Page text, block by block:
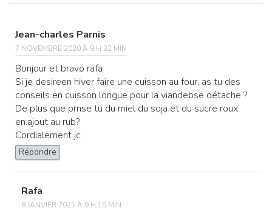
Jean-charles Parnis
7 NOVEMBRE 2020 À 9 H 32 MIN
Bonjour et bravo rafa
Si je desireen hiver faire une cuisson au four, as tu des
conseils en cuisson longue pour la viandebse détache ?
De plus que prnse tu du miel du soja et du sucre roux
en.ajout au rub?
Cordialement jc
Répondre
Rafa
8 JANVIER 2021 À 9 H 15 MIN